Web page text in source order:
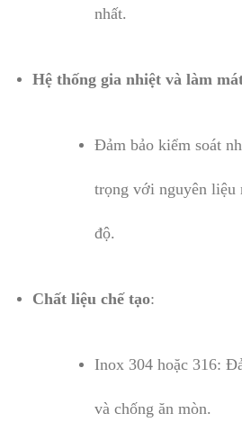
nhất.
Hệ thống gia nhiệt và làm
Đảm bảo kiểm soát
trọng với nguyên liệu
độ.
Chất liệu chế tạo:
Inox 304 hoặc 316:
và chống ăn mòn.